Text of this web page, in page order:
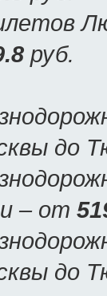
руб.
до
– от
до